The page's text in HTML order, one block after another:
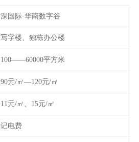
深国际·华南数字谷
写字楼、独栋办公楼
100——60000平方米
90元/㎡—120元/㎡
11元/㎡、15元/㎡
记电费